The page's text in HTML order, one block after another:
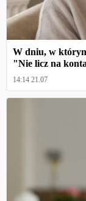
W dniu, w
"Nie licz na
14:14 21.07